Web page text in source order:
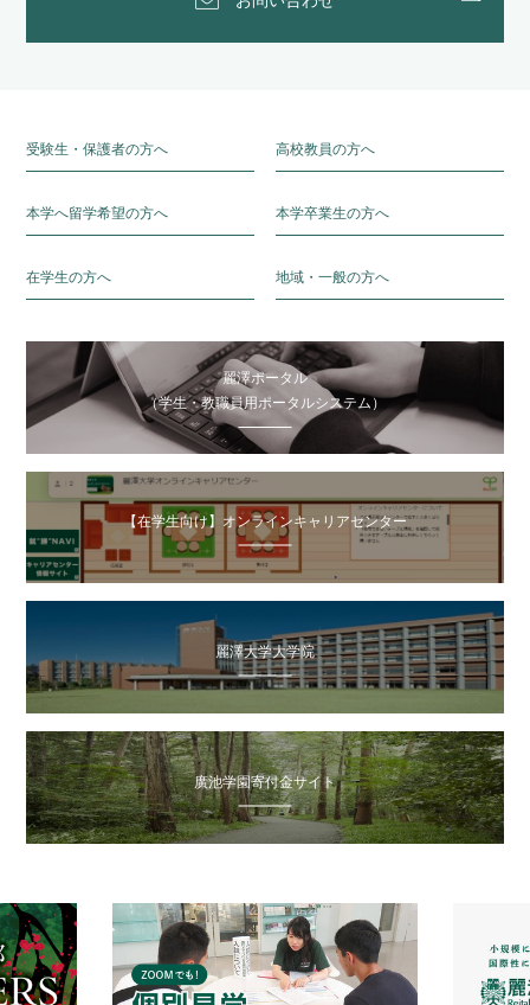
受験生・保護者の方へ 高校教員の方へ
本学へ留学希望の方へ 本学卒業生の方へ
在学生の方へ 地域・一般の方へ
麗澤ポータル
（学生・教職員用ポータルシステム）
【在学生向け】オンラインキャリアセンター
麗澤大学大学院
廣池学園寄付金サイト